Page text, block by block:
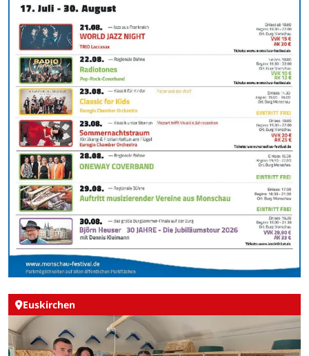
Euskirchen